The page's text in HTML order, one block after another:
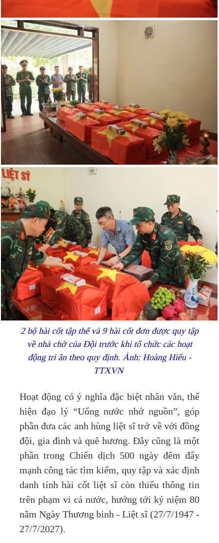
2 bộ hài cốt tập thể và 9 hài cốt đơn được quy tập
về nhà chờ của Đội trước khi tổ chức các hoạt
động tri ân theo quy định. Ảnh: Hoàng Hiếu -
TTXVN
Hoạt động có ý nghĩa đặc biệt nhân văn, thể
hiện đạo lý “Uống nước nhớ nguồn”, góp
phần đưa các anh hùng liệt sĩ trở về với đồng
đội, gia đình và quê hương. Đây cũng là một
phần trong Chiến dịch 500 ngày đêm đẩy
mạnh công tác tìm kiếm, quy tập và xác định
danh tính hài cốt liệt sĩ còn thiếu thông tin
trên phạm vi cả nước, hướng tới kỷ niệm 80
năm Ngày Thương binh - Liệt sĩ (27/7/1947 -
27/7/2027).